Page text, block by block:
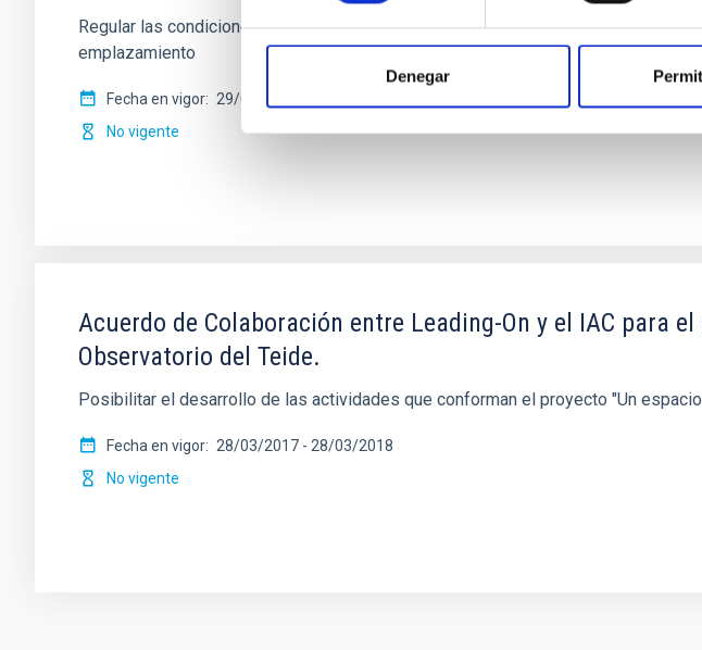
Denegar
Regular las condiciones para la instalación del TMT en el ORM, su futura
emplazamiento
Fecha en vigor 29/03/2017
No vigente
Acuerdo de Colaboración entre Leading-On y el IAC para
Observatorio del Teide.
Posibilitar el desarrollo de las actividades que conforman el proyecto "Un
Fecha en vigor 28/03/2017 - 28/03/2018
No vigente